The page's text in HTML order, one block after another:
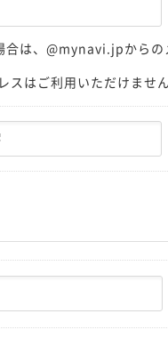
合は、@mynavi.jpから
はご利用いただけません